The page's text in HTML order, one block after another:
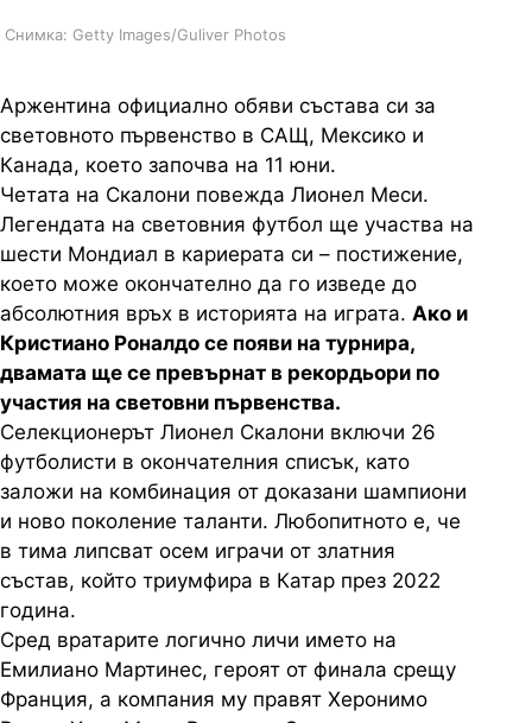
Снимка: Getty Images/Guliver Photos
Аржентина официално обяви състава си за
световното първенство в САЩ, Мексико и
Канада, което започва на 11 юни.
Четата на Скалони повежда Лионел Меси.
Легендата на световния футбол ще участва на
шести Мондиал в кариерата си – постижение,
което може окончателно да го изведе до
абсолютния връх в историята на играта. Ако и
Кристиано Роналдо се появи на турнира,
двамата ще се превърнат в рекордьори по
участия на световни първенства.
Селекционерът Лионел Скалони включи 26
футболисти в окончателния списък, като
заложи на комбинация от доказани шампиони
и ново поколение таланти. Любопитното е, че
в тима липсват осем играчи от златния
състав, който триумфира в Катар през 2022
година.
Сред вратарите логично личи името на
Емилиано Мартинес, героят от финала срещу
Франция, а компания му правят Херонимо